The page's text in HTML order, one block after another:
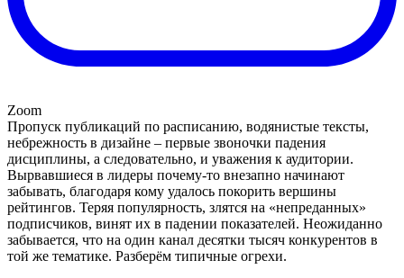
Zoom
Пропуск публикаций по расписанию, водянистые тексты,
небрежность в дизайне – первые звоночки падения
дисциплины, а следовательно, и уважения к аудитории.
Вырвавшиеся в лидеры почему-то внезапно начинают
забывать, благодаря кому удалось покорить вершины
рейтингов. Теряя популярность, злятся на «непреданных»
подписчиков, винят их в падении показателей. Неожиданно
забывается, что на один канал десятки тысяч конкурентов в
той же тематике. Разберём типичные огрехи.